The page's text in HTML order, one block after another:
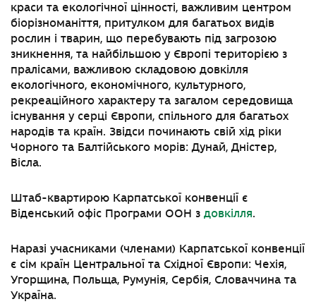
краси та екологічної цінності, важливим центром
біорізноманіття, притулком для багатьох видів
рослин і тварин, що перебувають під загрозою
зникнення, та найбільшою у Європі територією з
пралісами, важливою складовою довкілля
екологічного, економічного, культурного,
рекреаційного характеру та загалом середовища
існування у серці Європи, спільного для багатьох
народів та країн. Звідси починають свій хід ріки
Чорного та Балтійського морів: Дунай, Дністер,
Вісла.
Штаб-квартирою Карпатської конвенції є
Віденський офіс Програми ООН з довкілля.
Наразі учасниками (членами) Карпатської конвенції
є сім країн Центральної та Східної Європи: Чехія,
Угорщина, Польща, Румунія, Сербія, Словаччина та
Україна.